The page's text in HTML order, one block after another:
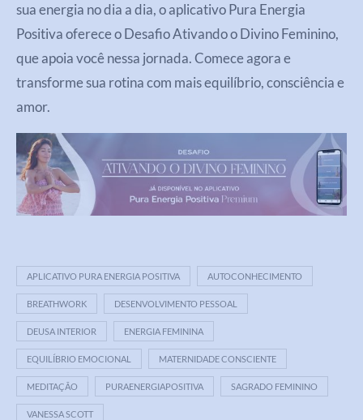
sua energia no dia a dia, o aplicativo Pura Energia
Positiva oferece o Desafio Ativando o Divino Feminino,
que apoia você nessa jornada. Comece agora e
transforme sua rotina com mais equilíbrio, consciência e
amor.
APLICATIVO PURA ENERGIA POSITIVA AUTOCONHECIMENTO
BREATHWORK DESENVOLVIMENTO PESSOAL
DEUSA INTERIOR ENERGIA FEMININA
EQUILÍBRIO EMOCIONAL MATERNIDADE CONSCIENTE
MEDITAÇÃO PURAENERGIAPOSITIVA SAGRADO FEMININO
VANESSA SCOTT